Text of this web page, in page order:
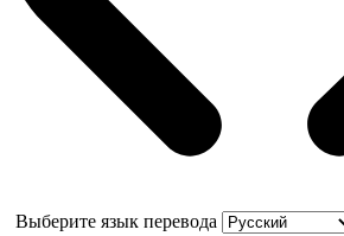
Выберите язык перевода